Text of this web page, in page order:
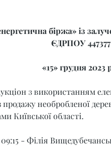
біржа» із
ЄДРПОУ
«15» грудня 2023
з використанням
продажу необробленої
Київської області.
- Філія